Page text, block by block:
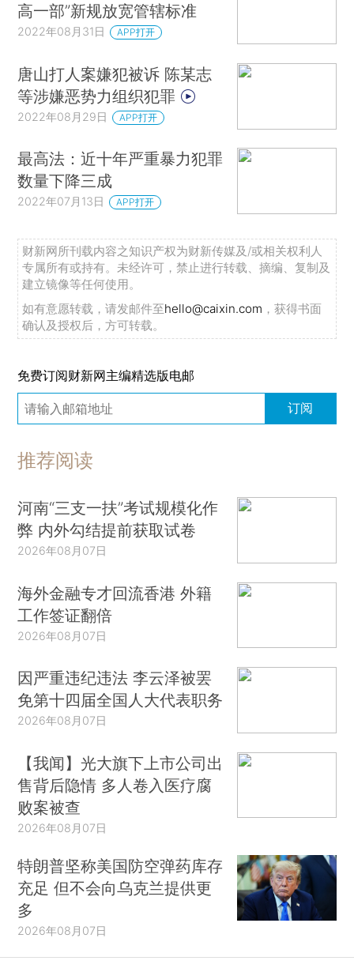
高一部”新规放宽管辖标准
2022年08月31日 APP打开
唐山打人案嫌犯被诉 陈某志
等涉嫌恶势力组织犯罪
2022年08月29日 APP打开
最高法：近十年严重暴力犯罪
数量下降三成
2022年07月13日 APP打开
财新网所刊载内容之知识产权为财新传媒及/或相关权利人
专属所有或持有。未经许可，禁止进行转载、摘编、复制及
建立镜像等任何使用。
如有意愿转载，请发邮件至hello@caixin.com ，获得书面
确认及授权后，方可转载。
免费订阅财新网主编精选版电邮
订阅
推荐阅读
河南“三支一扶”考试规模化作
弊 内外勾结提前获取试卷
2026年08月07日
海外金融专才回流香港 外籍
工作签证翻倍
2026年08月07日
因严重违纪违法 李云泽被罢
免第十四届全国人大代表职务
2026年08月07日
【我闻】光大旗下上市公司出
售背后隐情 多人卷入医疗腐
败案被查
2026年08月07日
特朗普坚称美国防空弹药库存
充足 但不会向乌克兰提供更
多
2026年08月07日